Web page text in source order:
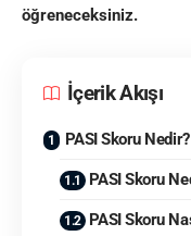
öğreneceksiniz.
İçerik Akışı
PASI Skoru Nedir?
PASI Skoru
PASI Skoru